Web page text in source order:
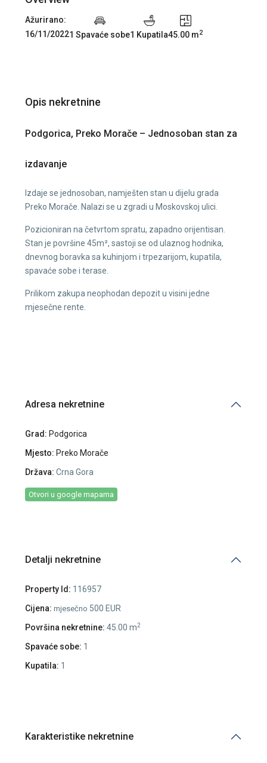
Ažurirano:
16/11/20221 Spavaće sobe1 Kupatila45.00 m2
Opis nekretnine
Podgorica, Preko Morače – Jednosoban stan za
izdavanje
Izdaje se jednosoban, namješten stan u dijelu grada
Preko Morače. Nalazi se u zgradi u Moskovskoj ulici.
Pozicioniran na četvrtom spratu, zapadno orijentisan.
Stan je površine 45m², sastoji se od ulaznog hodnika,
dnevnog boravka sa kuhinjom i trpezarijom, kupatila,
spavaće sobe i terase.
Prilikom zakupa neophodan depozit u visini jedne
mjesečne rente.
Adresa nekretnine
Grad: Podgorica
Mjesto: Preko Morače
Država: Crna Gora
Otvori u google mapama
Detalji nekretnine
Property Id: 116957
Cijena: mjesečno 500 EUR
Površina nekretnine: 45.00 m2
Spavaće sobe: 1
Kupatila: 1
Karakteristike nekretnine